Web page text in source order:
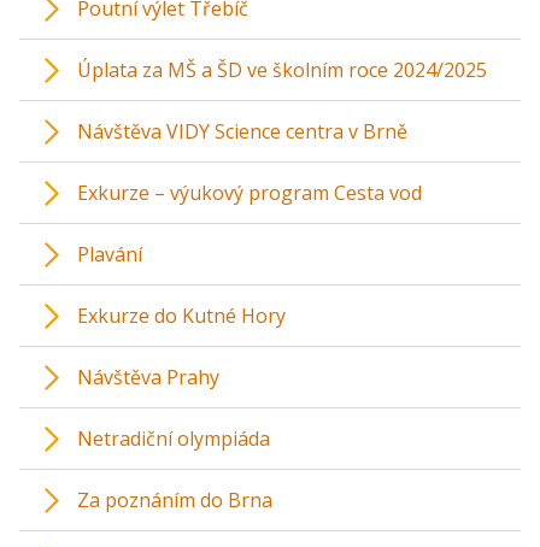
Poutní výlet Třebíč
Úplata za MŠ a ŠD ve školním roce 2024/2025
Návštěva VIDY Science centra v Brně
Exkurze – výukový program Cesta vod
Plavání
Exkurze do Kutné Hory
Návštěva Prahy
Netradiční olympiáda
Za poznáním do Brna